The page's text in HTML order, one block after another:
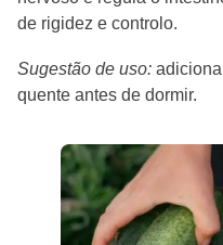
de rigidez e controlo.
Sugestão de uso:
quente antes de dormir.